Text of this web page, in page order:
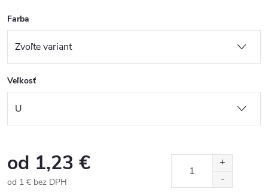
Farba
Veľkosť
od 1,23 €
od 1 € bez DPH